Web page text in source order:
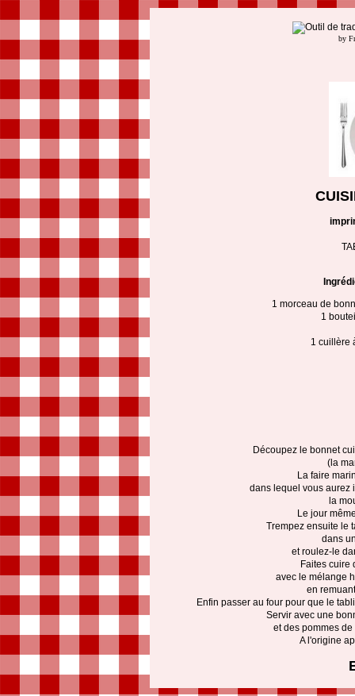
by
1 morceau de
1
1 cuillère
Découpez le bonnet
(la
La faire
dans lequel vous aurez
la
Le jour
Trempez ensuite le
dans
et roulez-le
Faites cuire
avec le mélange
en
Enfin passer au four pour que le
Servir avec une
et des pommes
A l'origine